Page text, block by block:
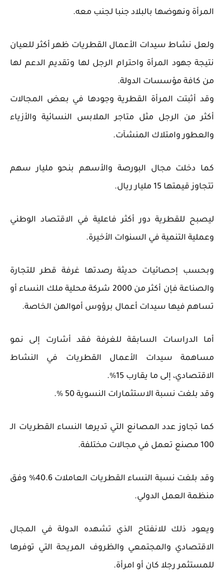
المرأة ونهوضها بالبلاد جنبا لجنب معه.
ولعل نشاط سيدات الأعمال القطريات ظهر أكثر للعيان
نتيجة جهود المرأة واحترام الرجل لها وتقديم الدعم لها
من كافة مؤسسات الدولة.
وقد أثبتت المرأة القطرية وجودها في بعض المجالات
أكثر من الرجل مثل متاجر الملابس النسائية والأزياء
والعطور وامتلاك المنشآت.
كما دخلت مجال البورصة والأسهم بنحو مليار سهم
تتجاوز قيمتها 15 مليار ريال.
ليصبح للقطرية دور أكثر فاعلية في الاقتصاد الوطني
وعملية التنمية في السنوات الأخيرة.
وبحسب إحصائيات حديثة رصدتها غرفة قطر للتجارة
والصناعة فإن أكثر من 2000 شركة محلية ملك النساء أو
تساهم فيها سيدات أعمال برؤوس أموالهن الخاصة.
أما الدراسات السابقة للغرفة فقد أشارت إلى نمو
مساهمة سيدات الأعمال القطريات في النشاط
الاقتصادي، إلى ما يقارب 15%.
وقد بلغت نسبة الاستثمارات النسوية 50 %.
كما تجاوز عدد المصانع التي تديرها النساء القطريات الـ
100 مصنع تعمل في مجالات مختلفة.
وقد بلغت نسبة النساء القطريات العاملات 40.6% وفق
منظمة العمل الدولي.
ويعود ذلك للانفتاح الذي تشهده الدولة في المجال
الاقتصادي والمجتمعي والظروف المريحة التي توفرها
للمستثمر رجلا كان أو امرأة.